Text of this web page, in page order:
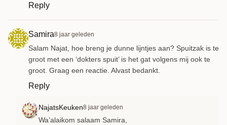
Reply
Samira8 jaar geleden
Salam Najat, hoe breng je dunne lijntjes aan? Spuitzak is te
groot met een ‘dokters spuit’ is het gat volgens mij ook te
groot. Graag een reactie. Alvast bedankt.
Reply
NajatsKeuken8 jaar geleden
Wa’alaikom salaam Samira,